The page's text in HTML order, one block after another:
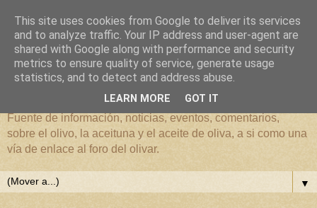
El mundo del Olivar
Fuente de información, noticias, eventos, comentarios,
sobre el olivo, la aceituna y el aceite de oliva, a si como una
vía de enlace al foro del olivar.
▼
This site uses cookies from Google to deliver its services
and to analyze traffic. Your IP address and user-agent are
shared with Google along with performance and security
metrics to ensure quality of service, generate usage
statistics, and to detect and address abuse.
LEARN MORE GOT IT